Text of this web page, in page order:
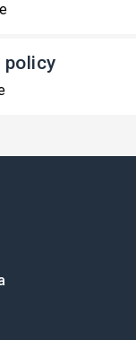
policy